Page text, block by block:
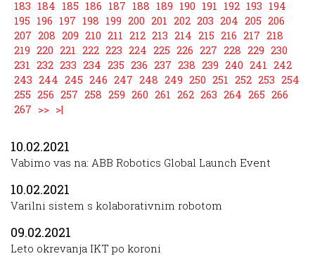
183 184 185 186 187 188 189 190 191 192 193 194
195 196 197 198 199 200 201 202 203 204 205 206
207 208 209 210 211 212 213 214 215 216 217 218
219 220 221 222 223 224 225 226 227 228 229 230
231 232 233 234 235 236 237 238 239 240 241 242
243 244 245 246 247 248 249 250 251 252 253 254
255 256 257 258 259 260 261 262 263 264 265 266
267 >> >|
10.02.2021
Vabimo vas na: ABB Robotics Global Launch Event
10.02.2021
Varilni sistem s kolaborativnim robotom
09.02.2021
Leto okrevanja IKT po koroni